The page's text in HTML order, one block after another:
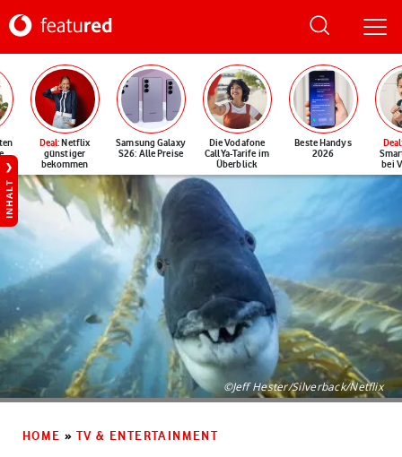
Deal: Netflix
günstiger
bekommen
Samsung Galaxy
S26: Alle Preise
Die Vodafone
CallYa-Tarife im
Überblick
Beste Handys
2026
Deal
bei
INHALT
©Jeff Hester/Silverback/Netflix
HOME » TV & ENTERTAINMENT